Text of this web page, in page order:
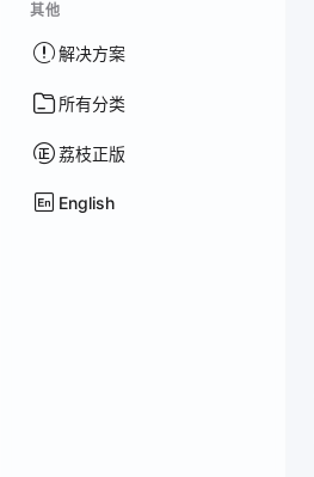
其他
解决方案
所有分类
荔枝正版
English